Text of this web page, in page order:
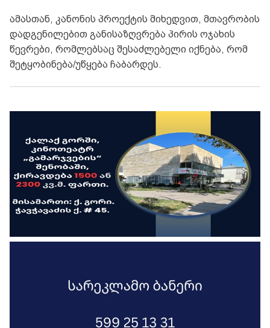
ამასთან, კანონის პროექტის მიხედვით, მთავრობის
დადგენილებით განისაზღვრება პირის ოჯახის
წევრები, რომლებსაც შესაძლებელი იქნება, რომ
შეტყობინება/უწყება ჩაბარდეს.